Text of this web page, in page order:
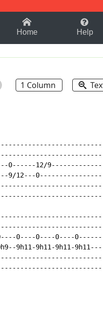
B
Home Help
1 Column
|
|
0------12/9-------------|
9/12---0----------------|
|
|
|
|
0----0----0----0------|
9h11-9h11-9h11-9h11---|
|
|